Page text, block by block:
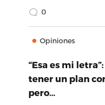
0
Opiniones
“Esa es mi
tener un plan
pero…